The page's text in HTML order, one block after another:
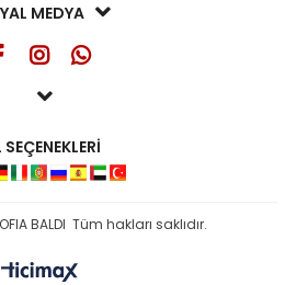
MEDYA
SEÇENEKLERİ
BALDI Tüm hakları saklıdır.